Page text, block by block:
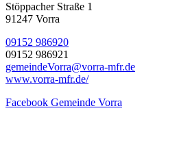
Stöppacher Straße 1
91247 Vorra
09152 986920
09152 986921
gemeindeVorra@vorra-mfr.de
www.vorra-mfr.de/
Facebook Gemeinde Vorra